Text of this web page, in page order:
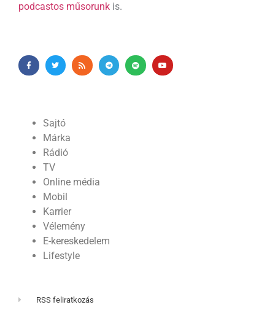
podcastos műsorunk is.
Sajtó
Márka
Rádió
TV
Online média
Mobil
Karrier
Vélemény
E-kereskedelem
Lifestyle
RSS feliratkozás